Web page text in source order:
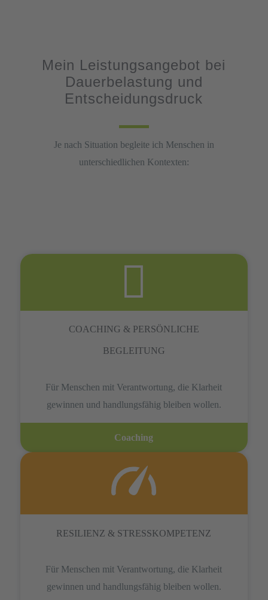
Mein Leistungsangebot bei
Dauerbelastung und
Entscheidungsdruck
Je nach Situation begleite ich Menschen in
unterschiedlichen Kontexten:
COACHING & PERSÖNLICHE
BEGLEITUNG
Für Menschen mit Verantwortung, die Klarheit
gewinnen und handlungsfähig bleiben wollen.
Coaching
RESILIENZ & STRESSKOMPETENZ
Für Menschen mit Verantwortung, die Klarheit
gewinnen und handlungsfähig bleiben wollen.